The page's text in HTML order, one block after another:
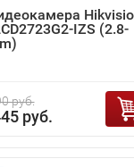
IZS (2.8-
руб.
руб.